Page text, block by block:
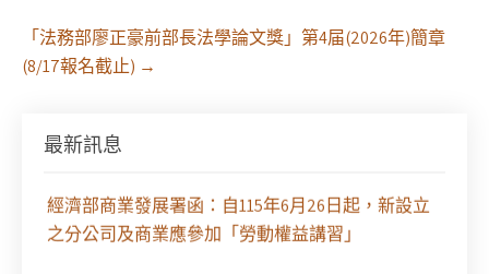
「法務部廖正豪前部長法學論文獎」第4届(2026年)簡章
(8/17報名截止) →
最新訊息
8/14前線上填寫表單登記)
經濟部商業發展署函：自115年6月26日起，新設立
之分公司及商業應參加「勞動權益講習」